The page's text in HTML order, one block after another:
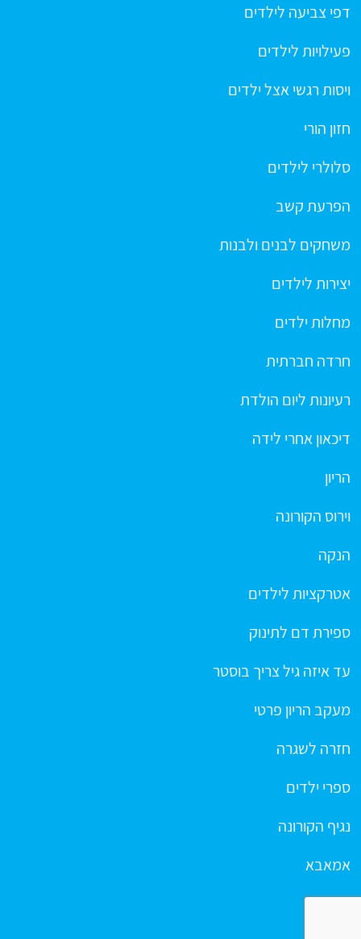
דפי צביעה לילדים
פעילויות לילדים
ויסות רגשי אצל ילדים
חזון הורי
סלולרי לילדים
הפרעת קשב
משחקים לבנים ולבנות
יצירות לילדים
מחלות ילדים
חרדה חברתית
רעיונות ליום הולדת
דיכאון אחרי לידה
הריון
וירוס הקורונה
הנקה
אטרקציות לילדים
ספירת דם לתינוק
עד איזה גיל צריך בוסטר
מעקב הריון פרטי
חזרה לשגרה
ספרי ילדים
נגיף הקורונה
אמאבא